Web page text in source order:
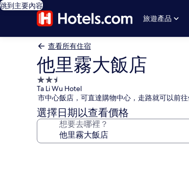
跳到主要內容
旅遊產品
查看所有住宿
他里霧大飯店
2.5
星
級
住
宿
Ta Li Wu Hotel
市中心飯店，可直達購物中心，走路就可以前
選擇日期以查看價格
想要去哪裡？